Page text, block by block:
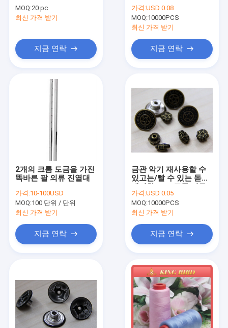
레이스 트리밍 패브릭
장식적인 레이스 손질
금속 손질
모조 다이아몬드 열전달
길쌈된 탄력 있는 가죽 끈
주문 지퍼
인공 꽃 코사지
Handmade 목걸이
면 나일론 레이스 직물
자를 수교하십시오
MOQ:20 pc
최신 가격 받기
지금 연락
가격:USD 0.08
MOQ:10000PCS
최신 가격 받기
지금 연락
2개의 크롬 도금을 가진
똑바른 팔 의류 진열대
가격:10-100USD
MOQ:100 단위 / 단위
최신 가격 받기
지금 연락
금관 악기 재사용할 수
있고는/빨 수 있는 돋을
에 의하여 단추를 끼웁
니다
가격:USD 0.05
MOQ:10000PCS
최신 가격 받기
지금 연락